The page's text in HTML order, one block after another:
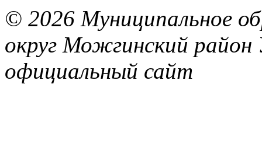
© 2026 Муниципальное
округ Можгинский район
официальный сайт